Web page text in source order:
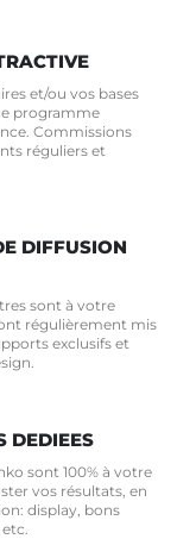
et/ou vos bases
programme
Commissions
réguliers et
DIFFUSION
sont à votre
régulièrement mis
exclusifs et
DEDIEES
sont 100% à votre
vos résultats, en
display, bons